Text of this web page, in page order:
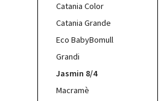
Catania Color
Catania Grande
Eco BabyBomull
Grandi
Jasmin 8/4
Macramè